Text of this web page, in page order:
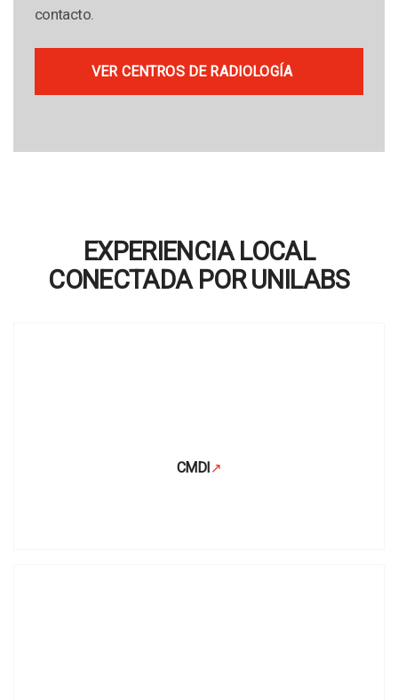
contacto.
VER CENTROS DE RADIOLOGÍA
EXPERIENCIA LOCAL
CONECTADA POR UNILABS
CMDI↗
Se abre en una pestaña nueva